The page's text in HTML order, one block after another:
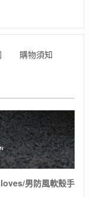
購物須知
男防風軟殼手